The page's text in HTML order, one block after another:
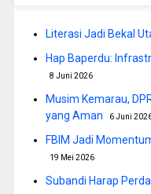
Literasi Jadi Bekal
Hap Baperdu:
8 Juni 2026
Musim Kemarau,
yang Aman
6 Juni
FBIM Jadi
19 Mei 2026
Subandi Harap